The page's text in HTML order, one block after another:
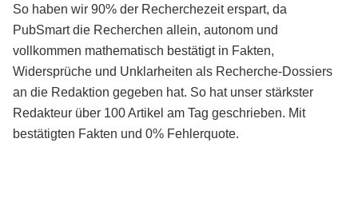
So haben wir 90% der Recherchezeit erspart, da
PubSmart die Recherchen allein, autonom und
vollkommen mathematisch bestätigt in Fakten,
Widersprüche und Unklarheiten als Recherche-Dossiers
an die Redaktion gegeben hat. So hat unser stärkster
Redakteur über 100 Artikel am Tag geschrieben. Mit
bestätigten Fakten und 0% Fehlerquote.